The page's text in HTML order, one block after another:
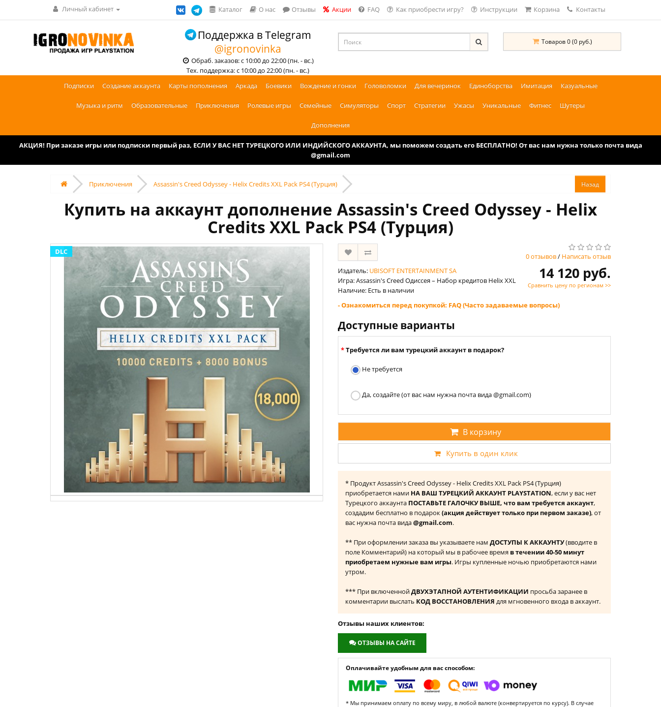
Личный кабинет Каталог О нас Отзывы Акции FAQ Как приобрести игру? Инструкции Корзина Контакты
Поддержка в Telegram
@igronovinka
Обраб. заказов: с 10:00 до 22:00 (пн. - вс.)
Тех. поддержка: с 10:00 до 22:00 (пн. - вс.)
Товаров 0 (0 руб.)
Подписки Создание аккаунта Карты пополнения Аркада Боевики Вождение и гонки Головоломки Для вечеринок Единоборства Имитация Казуальные
Музыка и ритм Образовательные Приключения Ролевые игры Семейные Симуляторы Спорт Стратегии Ужасы Уникальные Фитнес Шутеры
Дополнения
АКЦИЯ! При заказе игры или подписки первый раз, ЕСЛИ У ВАС НЕТ ТУРЕЦКОГО ИЛИ ИНДИЙСКОГО АККАУНТА, мы поможем создать его БЕСПЛАТНО! От вас нам нужна только почта вида
@gmail.com
Приключения Assassin's Creed Odyssey - Helix Credits XXL Pack PS4 (Турция)
Купить на аккаунт дополнение Assassin's Creed Odyssey - Helix
Credits XXL Pack PS4 (Турция)
DLC
0 отзывов/ Написать отзыв
Издатель: UBISOFT ENTERTAINMENT SA
Игра: Assassin's Creed Одиссея – Набор кредитов Helix XXL
Наличие: Есть в наличии
14 120 руб.
Сравнить цену по регионам >>
- Ознакомиться перед покупкой: FAQ (Часто задаваемые вопросы)
Доступные варианты
Требуется ли вам турецкий аккаунт в подарок?
Не требуется
Да, создайте (от вас нам нужна почта вида @gmail.com)
В корзину
Купить в один клик
* Продукт Assassin's Creed Odyssey - Helix Credits XXL Pack PS4 (Турция)
приобретается нами НА ВАШ ТУРЕЦКИЙ АККАУНТ PLAYSTATION, если у вас нет
Турецкого аккаунта ПОСТАВЬТЕ ГАЛОЧКУ ВЫШЕ, что вам требуется аккаунт,
создадим бесплатно в подарок(акция действует только при первом заказе), от
вас нужна почта вида@gmail.com.
** При оформлении заказа вы указываете нам ДОСТУПЫ К АККАУНТУ(вводите в
поле Комментарий) на который мы в рабочее время в течении 40-50 минут
приобретаем нужные вам игры. Игры купленные ночью приобретаются нами
утром.
*** При включеннойДВУХЭТАПНОЙ АУТЕНТИФИКАЦИИ просьба заранее в
комментарии выслать КОД ВОССТАНОВЛЕНИЯ для мгновенного входа в аккаунт.
Отзывы наших клиентов:
ОТЗЫВЫ НА САЙТЕ
Оплачивайте удобным для вас способом:
* Мы принимаем оплату по всему миру, в любой валюте (конвертируется по курсу). В случае